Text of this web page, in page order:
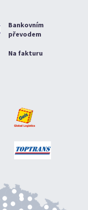
Bankovním
převodem
Na fakturu